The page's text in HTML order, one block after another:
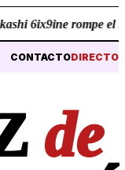
6ix9ine rompe el
CONTACTODIRECTO
de